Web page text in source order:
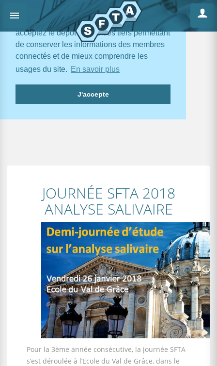
En poursuivant votre navigation, vous
acceptez le dépôt de cookies tiers permettant
de conserver les informations des membres
connectés et de mieux comprendre les
usages du site.
En savoir plus
J'accepte
JOURNÉE SFTA 2018
ANALYSE SALIVAIRE
Pour la 3ème année consécutive, la journée SFTA
s’est déroulée à l’Ecole du Val de Grâce, dans le